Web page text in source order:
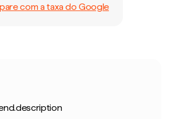
com a taxa do Google